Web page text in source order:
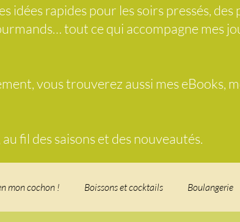
idées rapides pour les soirs pressés, des
tout ce qui accompagne mes
vous trouverez aussi mes eBooks,
fil des saisons et des nouveautés.
mon cochon ! Boissons et cocktails Boulangerie